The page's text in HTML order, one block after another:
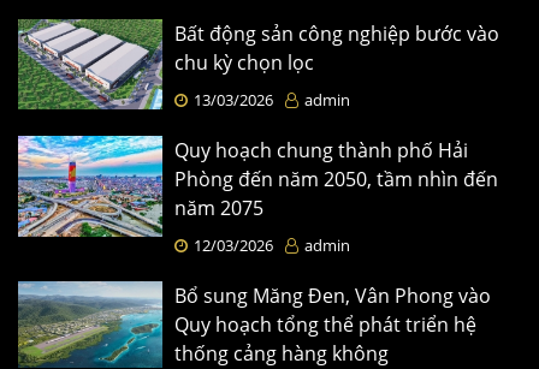
Bất động sản công nghiệp bước vào
chu kỳ chọn lọc
13/03/2026 admin
Quy hoạch chung thành phố Hải
Phòng đến năm 2050, tầm nhìn đến
năm 2075
12/03/2026 admin
Bổ sung Măng Đen, Vân Phong vào
Quy hoạch tổng thể phát triển hệ
thống cảng hàng không